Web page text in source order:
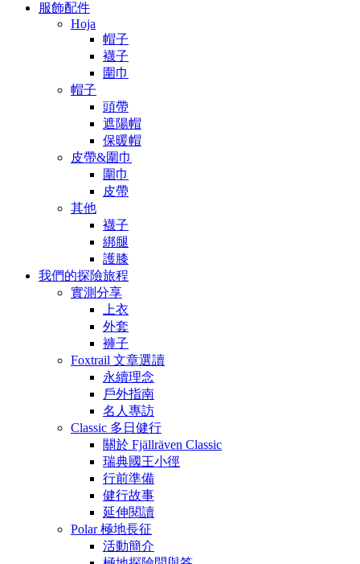
服飾配件
Hoja
帽子
襪子
圍巾
帽子
頭帶
遮陽帽
保暖帽
皮帶&圍巾
圍巾
皮帶
其他
襪子
綁腿
護膝
我們的探險旅程
實測分享
上衣
外套
褲子
Foxtrail 文章選讀
永續理念
戶外指南
名人專訪
Classic 多日健行
關於 Fjällräven Classic
瑞典國王小徑
行前準備
健行故事
延伸閱讀
Polar 極地長征
活動簡介